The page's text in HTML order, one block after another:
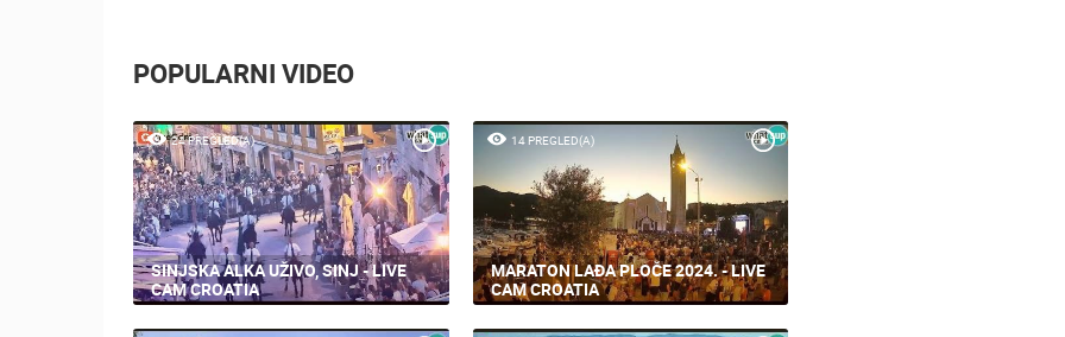
POPULARNI VIDEO
24 PREGLED(A)
SINJSKA ALKA UŽIVO, SINJ - LIVE
CAM CROATIA
14 PREGLED(A)
MARATON LAĐA PLOČE 2024. - LIVE
CAM CROATIA